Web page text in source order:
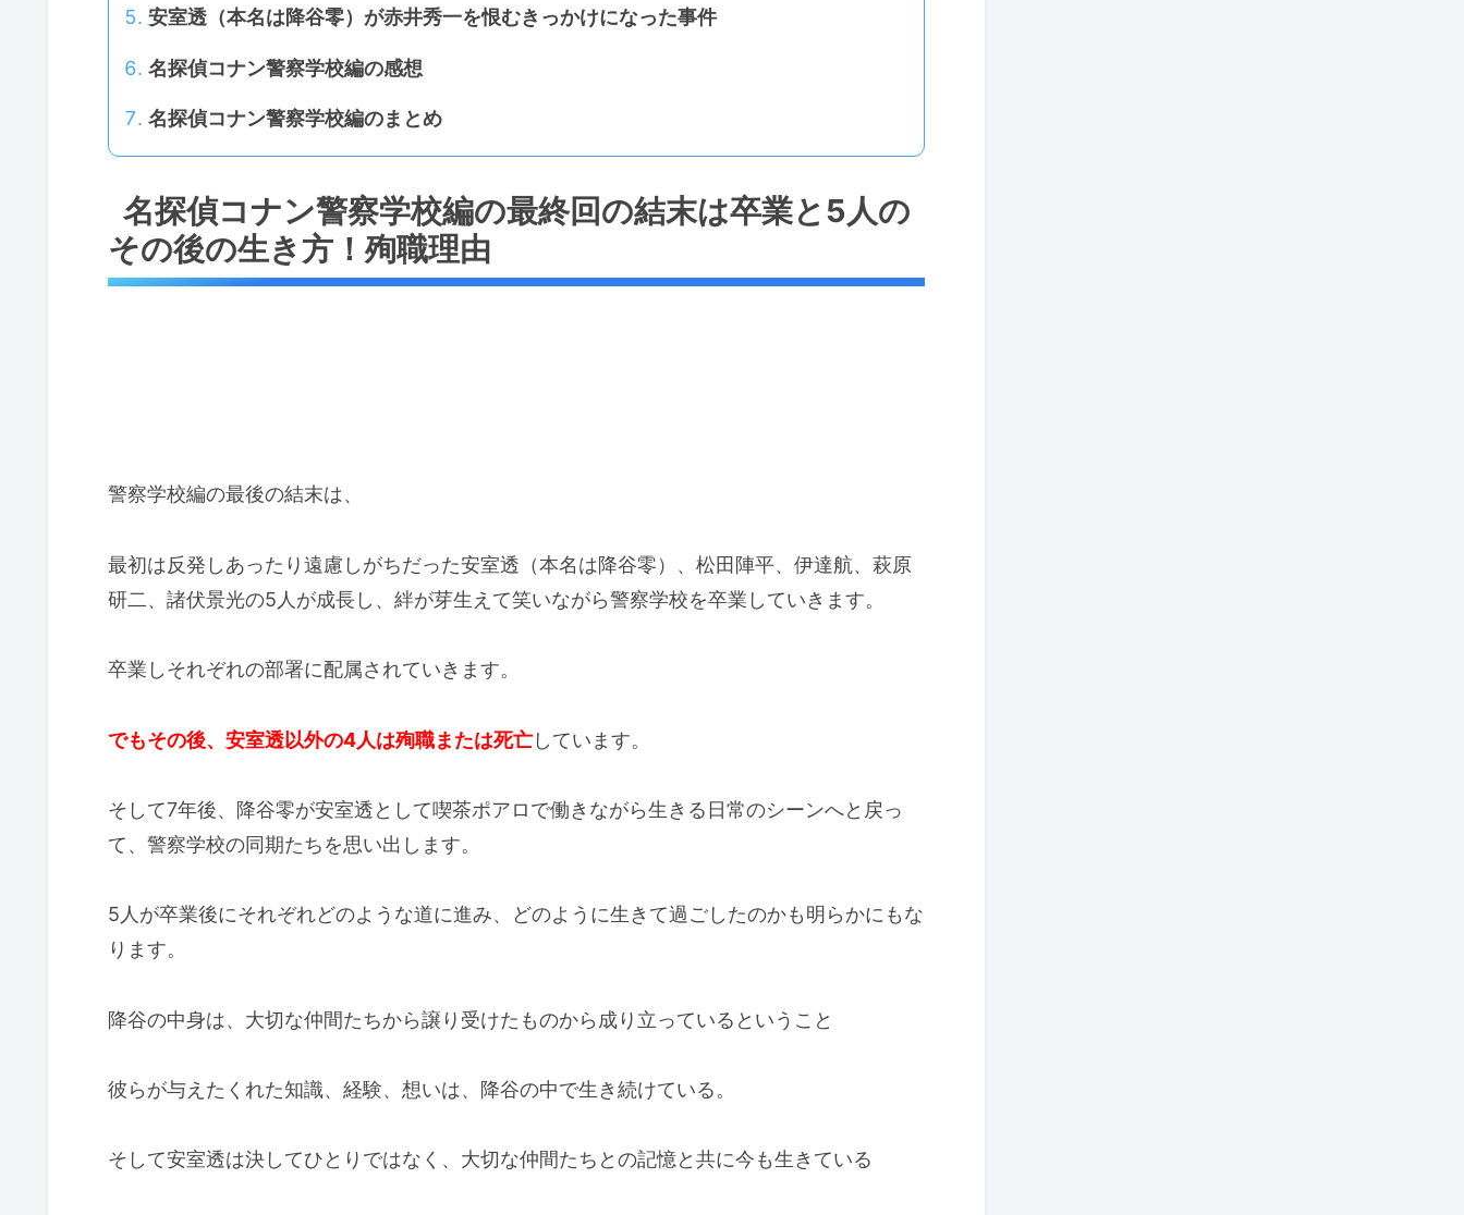
安室透（本名は降谷零）が赤井秀一を恨むきっかけになった事件
名探偵コナン警察学校編の感想
名探偵コナン警察学校編のまとめ
名探偵コナン警察学校編の最終回の結末は卒業と5人の
その後の生き方！殉職理由
警察学校編の最後の結末は、
最初は反発しあったり遠慮しがちだった安室透（本名は降谷零）、松田陣平、伊達航、萩原
研二、諸伏景光の5人が成長し、絆が芽生えて笑いながら警察学校を卒業していきます。
卒業しそれぞれの部署に配属されていきます。
でもその後、安室透以外の4人は殉職または死亡しています。
そして7年後、降谷零が安室透として喫茶ポアロで働きながら生きる日常のシーンへと戻っ
て、警察学校の同期たちを思い出します。
5人が卒業後にそれぞれどのような道に進み、どのように生きて過ごしたのかも明らかにもな
ります。
降谷の中身は、大切な仲間たちから譲り受けたものから成り立っているということ
彼らが与えたくれた知識、経験、想いは、降谷の中で生き続けている。
そして安室透は決してひとりではなく、大切な仲間たちとの記憶と共に今も生きている